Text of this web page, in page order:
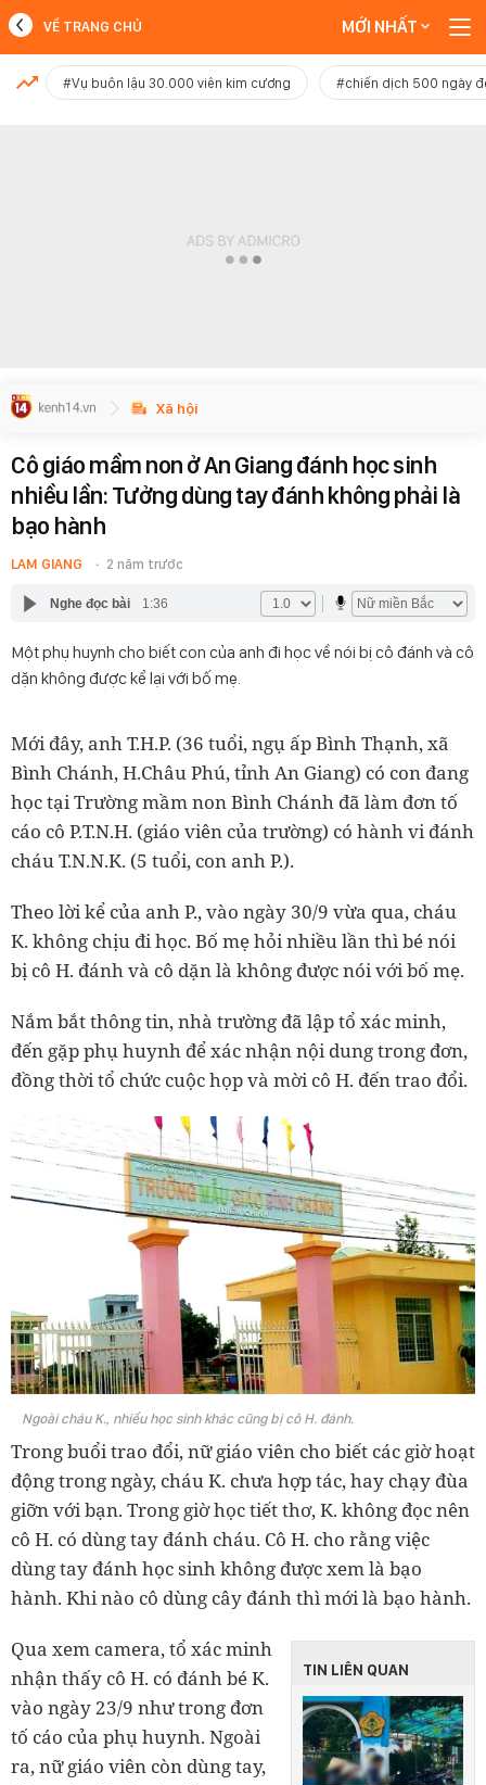
MỚI NHẤT
VỀ TRANG CHỦ MỚI NHẤT
#Vụ buôn lậu 30.000 viên kim cương #chiến dịch 500 ngày
Xã hội
Cô giáo mầm non ở An Giang đánh học sinh
nhiều lần: Tưởng dùng tay đánh không phải là
bạo hành
LAM GIANG 2 năm trước
Nghe đọc bài 1:36
Một phụ huynh cho biết con của anh đi học về nói bị cô đánh và cô
dặn không được kể lại với bố mẹ.
Mới đây, anh T.H.P. (36 tuổi, ngụ ấp Bình Thạnh, xã
Bình Chánh, H.Châu Phú, tỉnh An Giang) có con đang
học tại Trường mầm non Bình Chánh đã làm đơn tố
cáo cô P.T.N.H. (giáo viên của trường) có hành vi đánh
cháu T.N.N.K. (5 tuổi, con anh P.).
Theo lời kể của anh P., vào ngày 30/9 vừa qua, cháu
K. không chịu đi học. Bố mẹ hỏi nhiều lần thì bé nói
bị cô H. đánh và cô dặn là không được nói với bố mẹ.
Nắm bắt thông tin, nhà trường đã lập tổ xác minh,
đến gặp phụ huynh để xác nhận nội dung trong đơn,
đồng thời tổ chức cuộc họp và mời cô H. đến trao đổi.
Ngoài cháu K., nhiều học sinh khác cũng bị cô H. đánh.
Trong buổi trao đổi, nữ giáo viên cho biết các giờ hoạt
động trong ngày, cháu K. chưa hợp tác, hay chạy đùa
giỡn với bạn. Trong giờ học tiết thơ, K. không đọc nên
cô H. có dùng tay đánh cháu. Cô H. cho rằng việc
dùng tay đánh học sinh không được xem là bạo
hành. Khi nào cô dùng cây đánh thì mới là bạo hành.
TIN LIÊN QUAN
Qua xem camera, tổ xác minh
nhận thấy cô H. có đánh bé K.
vào ngày 23/9 như trong đơn
tố cáo của phụ huynh. Ngoài
ra, nữ giáo viên còn dùng tay,